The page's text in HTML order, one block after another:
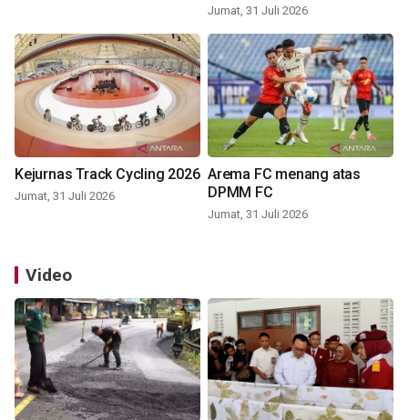
Jumat, 31 Juli 2026
Kejurnas Track Cycling 2026
Jumat, 31 Juli 2026
Arema FC menang atas
DPMM FC
Jumat, 31 Juli 2026
Video